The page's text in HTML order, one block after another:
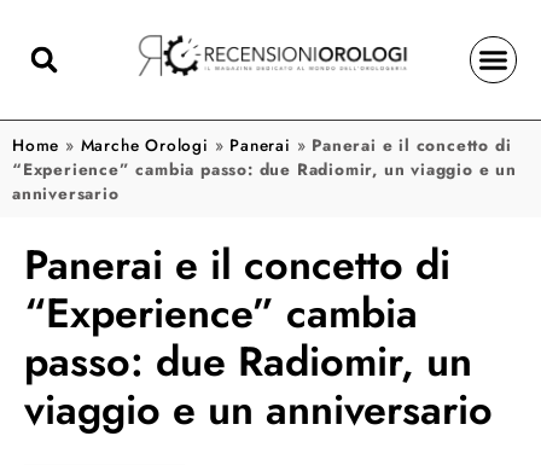
Home » Marche Orologi » Panerai » Panerai e il concetto di
“Experience” cambia passo: due Radiomir, un viaggio e un
anniversario
Panerai e il concetto di
“Experience” cambia
passo: due Radiomir, un
viaggio e un anniversario